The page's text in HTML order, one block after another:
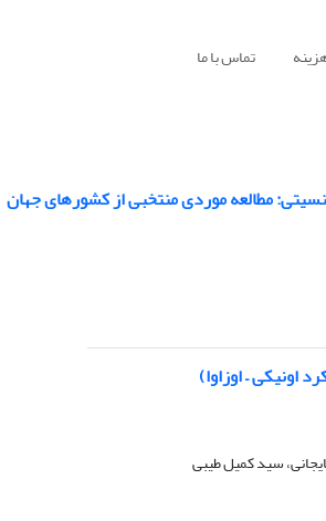
تماس با ما
مطالعه موردی منتخبی از کشورهای جهان
اونیکی – اوزاوا)
سید کمیل طیبی